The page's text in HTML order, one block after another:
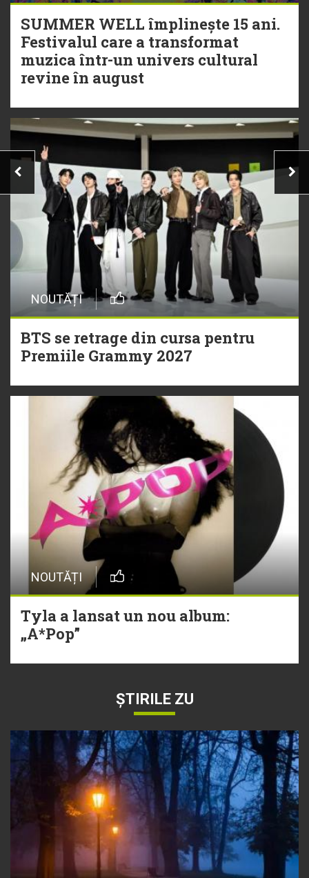
SUMMER WELL împlinește 15 ani.
Festivalul care a transformat
muzica într-un univers cultural
revine în august
NOUTĂȚI
BTS se retrage din cursa pentru
Premiile Grammy 2027
NOUTĂȚI
Tyla a lansat un nou album:
„A*Pop”
ȘTIRILE ZU